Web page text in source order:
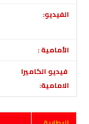
الفيديو:
الأمامية :
فيديو الكاميرا
الامامية: